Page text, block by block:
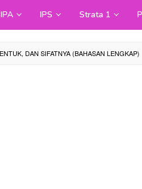
IPA IPS Strata 1
DAN SIFATNYA (BAHASAN LENGKAP)